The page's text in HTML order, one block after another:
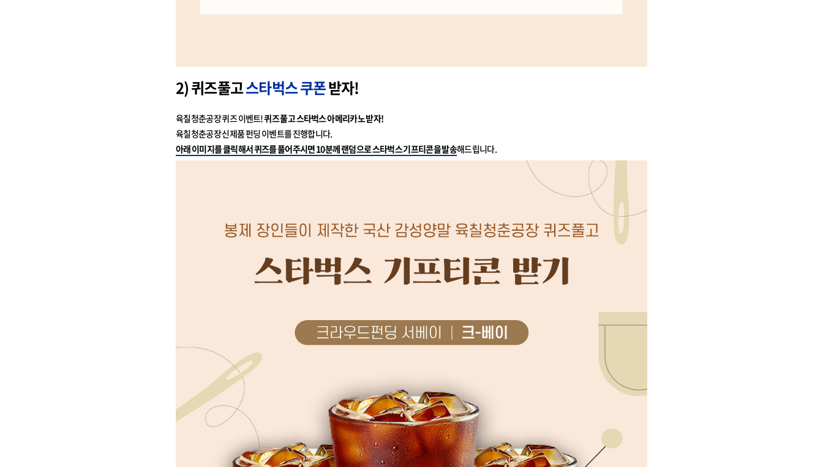
2) 퀴즈풀고스타벅스 쿠폰받자!
육칠청춘공장 퀴즈 이벤트!퀴즈 풀고 스타벅스 아메리카노 받자!
육칠청춘공장 신제품 펀딩 이벤트를 진행합니다.
아래 이미지를 클릭해서 퀴즈를 풀어주시면 10분께 랜덤으로 스타벅스 기프티콘을 발송해드립니다.